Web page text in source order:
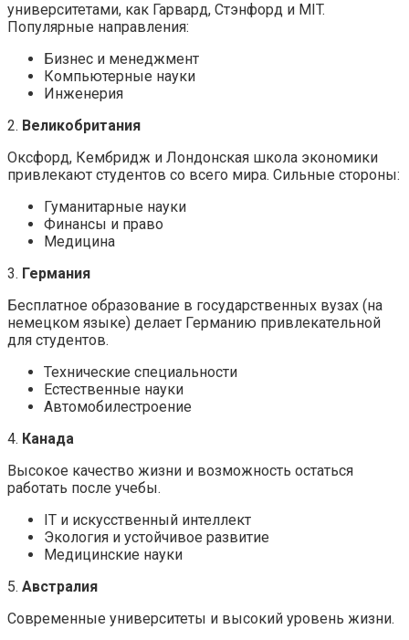
университетами, как Гарвард, Стэнфорд и MIT.
Популярные направления:
Бизнес и менеджмент
Компьютерные науки
Инженерия
2. Великобритания
Оксфорд, Кембридж и Лондонская школа экономики
привлекают студентов со всего мира. Сильные стороны:
Гуманитарные науки
Финансы и право
Медицина
3. Германия
Бесплатное образование в государственных вузах (на
немецком языке) делает Германию привлекательной
для студентов.
Технические специальности
Естественные науки
Автомобилестроение
4. Канада
Высокое качество жизни и возможность остаться
работать после учебы.
IT и искусственный интеллект
Экология и устойчивое развитие
Медицинские науки
5. Австралия
Современные университеты и высокий уровень жизни.